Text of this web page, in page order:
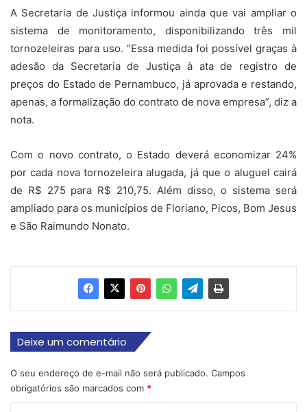
A Secretaria de Justiça informou ainda que vai ampliar o
sistema de monitoramento, disponibilizando três mil
tornozeleiras para uso. “Essa medida foi possível graças à
adesão da Secretaria de Justiça à ata de registro de
preços do Estado de Pernambuco, já aprovada e restando,
apenas, a formalização do contrato de nova empresa”, diz a
nota.
Com o novo contrato, o Estado deverá economizar 24%
por cada nova tornozeleira alugada, já que o aluguel cairá
de R$ 275 para R$ 210,75. Além disso, o sistema será
ampliado para os municípios de Floriano, Picos, Bom Jesus
e São Raimundo Nonato.
Deixe um comentário
O seu endereço de e-mail não será publicado. Campos
obrigatórios são marcados com *